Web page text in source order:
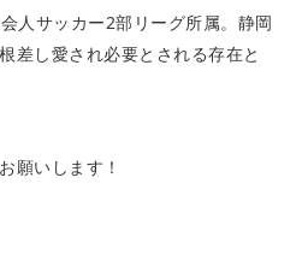
人サッカー2部リーグ所属。静岡
差し愛され必要とされる存在と
願いします！